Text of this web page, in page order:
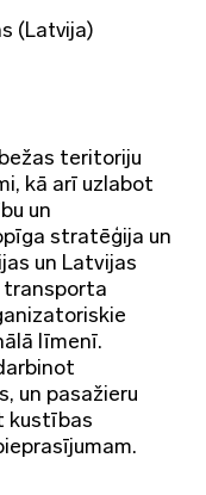
(Latvija)
teritoriju
kā arī uzlabot
un
stratēģija un
un Latvijas
transporta
līmenī.
un pasažieru
kustības